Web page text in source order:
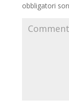
obbligatori